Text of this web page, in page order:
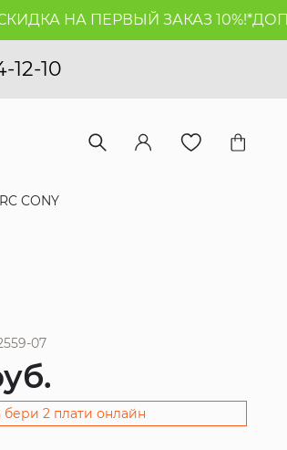
НА ПЕРВЫЙ ЗАКАЗ 10%!*ДОП.
12-10
CONY
07
бери 2 плати онлайн